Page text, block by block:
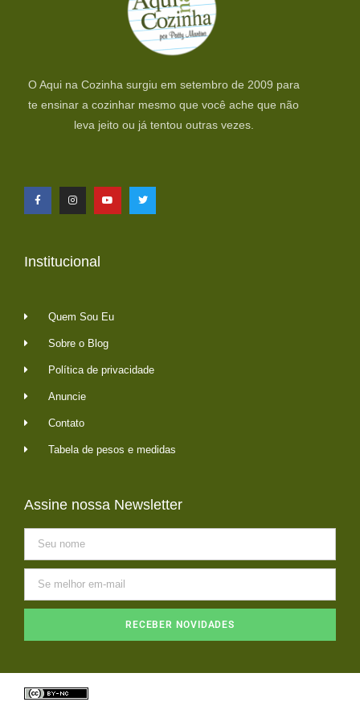
O Aqui na Cozinha surgiu em setembro de 2009 para
te ensinar a cozinhar mesmo que você ache que não
leva jeito ou já tentou outras vezes.
Institucional
Quem Sou Eu
Sobre o Blog
Política de privacidade
Anuncie
Contato
Tabela de pesos e medidas
Assine nossa Newsletter
RECEBER NOVIDADES